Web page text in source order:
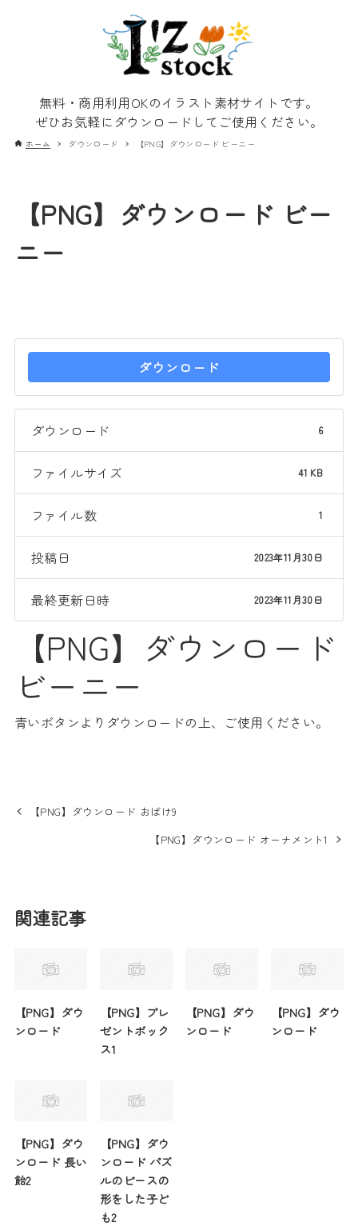
無料・商用利用OKのイラスト素材サイトです。
ぜひお気軽にダウンロードしてご使用ください。
ホーム ダウンロード 【PNG】ダウンロード ビーニー
【PNG】ダウンロード ビー
ニー
ダウンロード
ダウンロード 6
ファイルサイズ 41 KB
ファイル数 1
投稿日 2023年11月30日
最終更新日時 2023年11月30日
【PNG】ダウンロード
ビーニー
青いボタンよりダウンロードの上、ご使用ください。
【PNG】ダウンロード おばけ9
【PNG】ダウンロード オーナメント1
関連記事
【PNG】ダウ
ンロード
【PNG】プレ
ゼントボック
ス1
【PNG】ダウ
ンロード
【PNG】ダウ
ンロード
【PNG】ダウ
ンロード 長い
飴2
【PNG】ダウ
ンロード パズ
ルのピースの
形をした子ど
も2